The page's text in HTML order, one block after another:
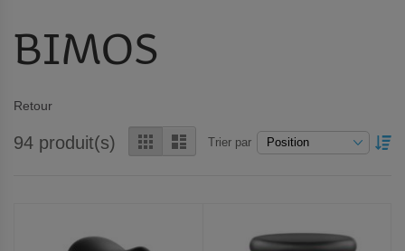
BIMOS
Retour
Grille Liste
94 produit(s) Trier par